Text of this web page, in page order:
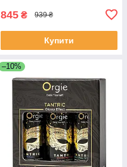
845 ₴ 939 ₴
Купити
–10%